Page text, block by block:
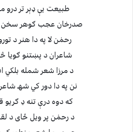
طبيعت يې ډېر تر درو
صدرخان عجب ګوهر
رحمٰن لا په دا هنر د
شاعران د پښتنو ګويا
د مرزا شعر شمله بلكي
نن په دا دور كي شهـ
كه دوه درې تنه دِ ګريو
د رحمٰن پر ويل ځاى د